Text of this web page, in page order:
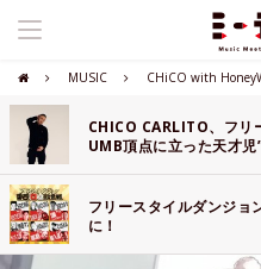
MUSIC CHiCO with
CHICO CARLITO、フリ
UMB頂点に立った天才児
フリースタイルダンジョ
に！